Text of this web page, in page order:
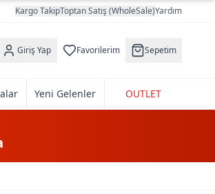
Kargo TakipToptan Satış (WholeSale)Yardım
Giriş Yap Favorilerim Sepetim
Yeni Gelenler OUTLET